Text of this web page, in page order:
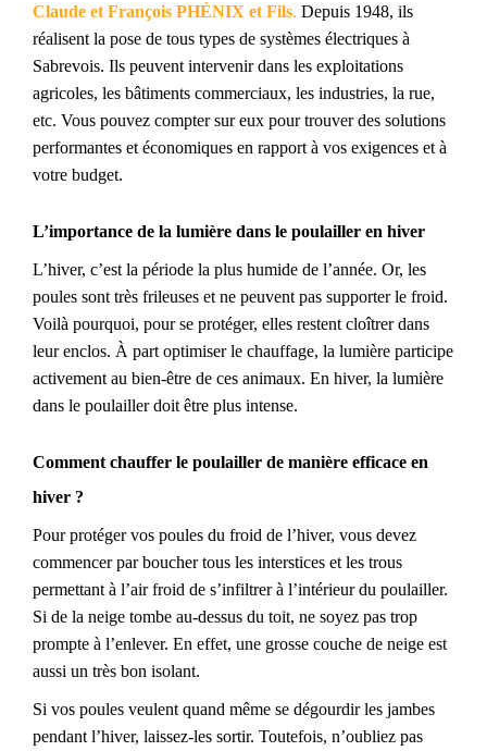
Claude et François PHÉNIX et Fils. Depuis 1948, ils
réalisent la pose de tous types de systèmes électriques à
Sabrevois. Ils peuvent intervenir dans les exploitations
agricoles, les bâtiments commerciaux, les industries, la rue,
etc. Vous pouvez compter sur eux pourtrouverdes solutions
performantes et économiques en rapport à vos exigences et à
votre budget.
L’importance de la lumière dans le poulailler en hiver
L’hiver, c’est la période la plus humide de l’année. Or, les
poules sont très frileuses et ne peuvent pas supporter le froid.
Voilà pourquoi, pour se protéger, elles restent cloîtrer dans
leur enclos. À part optimiser le chauffage, la lumière participe
activement au bien-être de ces animaux. En hiver, la lumière
dans le poulaillerdoit être plus intense.
Comment chauffer le poulailler de manière efficace en
hiver ?
Pour protéger vos poules du froid de l’hiver, vous devez
commencer par boucher tous les interstices et les trous
permettant à l’airfroid de s’infiltrerà l’intérieur du poulailler.
Si de la neige tombe au-dessus du toit, ne soyez pas trop
prompte à l’enlever. En effet, une grosse couche de neige est
aussi un très bon isolant.
Si vos poules veulent quand même se dégourdir les jambes
pendant l’hiver, laissez-les sortir. Toutefois, n’oubliez pas